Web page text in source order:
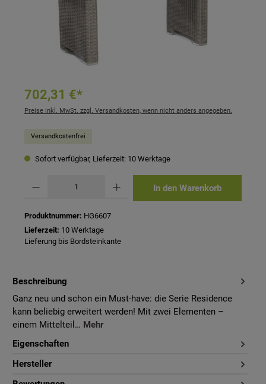
702,31 €*
Preise inkl. MwSt. zzgl. Versandkosten, wenn nicht anders angegeben.
Versandkostenfrei
Sofort verfügbar, Lieferzeit: 10 Werktage
In den Warenkorb
Produktnummer: HG6607
Lieferzeit: 10 Werktage
Lieferung bis Bordsteinkante
Beschreibung
Ganz neu und schon ein Must-have: die Serie Residence
kann beliebig erweitert werden! Mit zwei Elementen –
einem Mittelteil… Mehr
Eigenschaften
Hersteller